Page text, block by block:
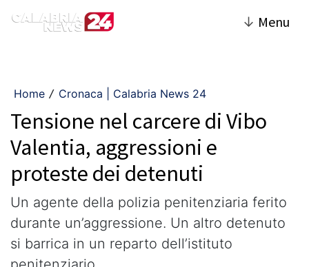
↓ Menu
Home / Cronaca | Calabria News 24
Tensione nel carcere di Vibo
Valentia, aggressioni e
proteste dei detenuti
Un agente della polizia penitenziaria ferito
durante un’aggressione. Un altro detenuto
si barrica in un reparto dell’istituto